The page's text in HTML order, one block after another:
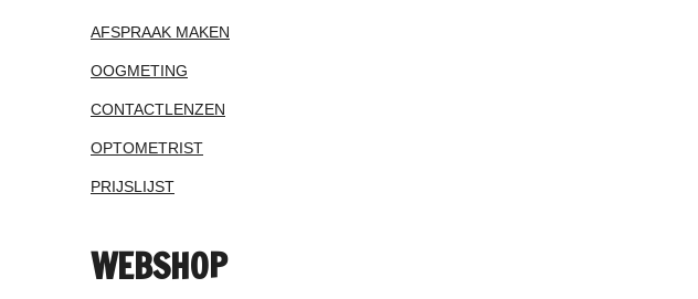
AFSPRAAK MAKEN
OOGMETING
CONTACTLENZEN
OPTOMETRIST
PRIJSLIJST
WEBSHOP